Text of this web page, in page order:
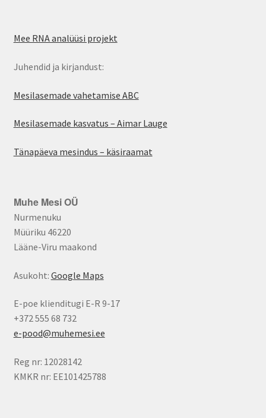
Mee RNA analüüsi projekt
Juhendid ja kirjandust:
Mesilasemade vahetamise ABC
Mesilasemade kasvatus – Aimar Lauge
Tänapäeva mesindus – käsiraamat
Muhe Mesi OÜ
Nurmenuku
Müüriku 46220
Lääne-Viru maakond
Asukoht: Google Maps
E-poe klienditugi E-R 9-17
+372 555 68 732
e-pood@muhemesi.ee
Reg nr: 12028142
KMKR nr: EE101425788